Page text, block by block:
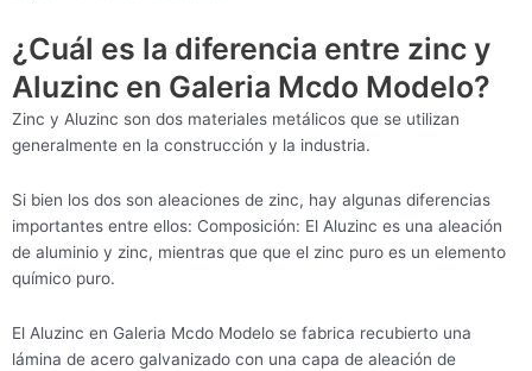
¿Cuál es la diferencia entre zinc y
Aluzinc en Galeria Mcdo Modelo?
Zinc y Aluzinc son dos materiales metálicos que se utilizan
generalmente en la construcción y la industria.
Si bien los dos son aleaciones de zinc, hay algunas diferencias
importantes entre ellos: Composición: El Aluzinc es una aleación
de aluminio y zinc, mientras que que el zinc puro es un elemento
químico puro.
El Aluzinc en Galeria Mcdo Modelo se fabrica recubierto una
lámina de acero galvanizado con una capa de aleación de